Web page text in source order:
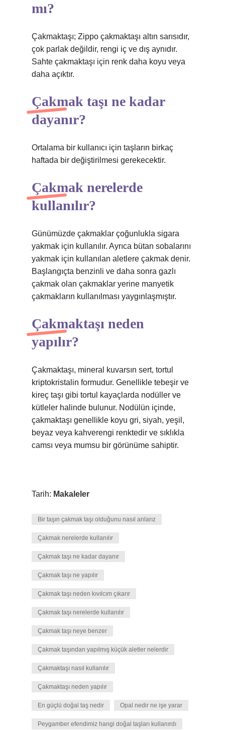
mı?
Çakmaktaşı; Zippo çakmaktaşı altın sarısıdır,
çok parlak değildir, rengi iç ve dış aynıdır.
Sahte çakmaktaşı için renk daha koyu veya
daha açıktır.
Çakmak taşı ne kadar
dayanır?
Ortalama bir kullanıcı için taşların birkaç
haftada bir değiştirilmesi gerekecektir.
Çakmak nerelerde
kullanılır?
Günümüzde çakmaklar çoğunlukla sigara
yakmak için kullanılır. Ayrıca bütan sobalarını
yakmak için kullanılan aletlere çakmak denir.
Başlangıçta benzinli ve daha sonra gazlı
çakmak olan çakmaklar yerine manyetik
çakmakların kullanılması yaygınlaşmıştır.
Çakmaktaşı neden
yapılır?
Çakmaktaşı, mineral kuvarsın sert, tortul
kriptokristalin formudur. Genellikle tebeşir ve
kireç taşı gibi tortul kayaçlarda nodüller ve
kütleler halinde bulunur. Nodülün içinde,
çakmaktaşı genellikle koyu gri, siyah, yeşil,
beyaz veya kahverengi renktedir ve sıklıkla
camsı veya mumsu bir görünüme sahiptir.
Tarih: Makaleler
Bir taşın çakmak taşı olduğunu nasıl anlarız
Çakmak nerelerde kullanılır
Çakmak taşı ne kadar dayanır
Çakmak taşı ne yapılır
Çakmak taşı neden kıvılcım çıkarır
Çakmak taşı nerelerde kullanılır
Çakmak taşı neye benzer
Çakmak taşından yapılmış küçük aletler nelerdir
Çakmaktaşı nasıl kullanılır
Çakmaktaşı neden yapılır
En güçlü doğal taş nedir Opal nedir ne işe yarar
Peygamber efendimiz hangi doğal taşları kullanırdı